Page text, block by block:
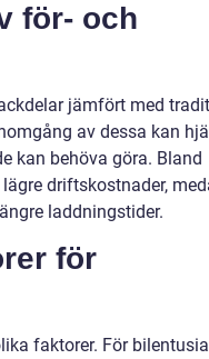
för- och
jämfört med
av dessa kan
kan behöva göra. Bland
driftskostnader,
laddningstider.
för
faktorer. För